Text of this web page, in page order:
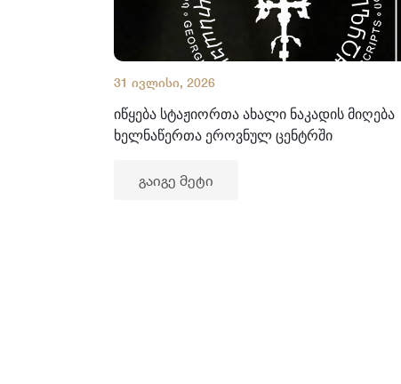
31 ივლისი, 2026
იწყება სტაჟიორთა ახალი ნაკადის მიღება
ხელნაწერთა ეროვნულ ცენტრში
გაიგე მეტი